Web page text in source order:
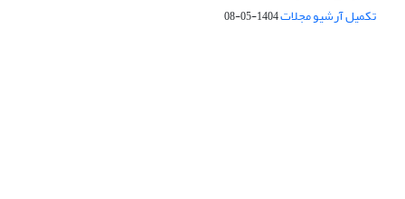
تکمیل آرشیو مجلات1404-05-08